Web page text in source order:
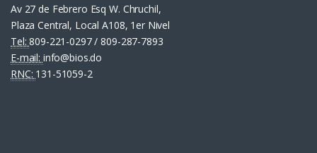
Av 27 de Febrero Esq W. Chruchil,
Plaza Central, Local A108, 1er Nivel
Tel:809-221-0297 / 809-287-7893
E-mail: info@bios.do
RNC: 131-51059-2